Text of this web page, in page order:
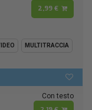
2,99 €
MULTITRACCIA
Con testo